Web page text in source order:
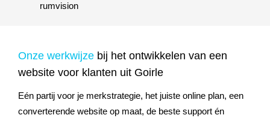
Onze werkwijze bij het ontwikkelen van een
website voor klanten uit Goirle
Eén partij voor je merkstrategie, het juiste online plan, een
converterende website op maat, de beste support én